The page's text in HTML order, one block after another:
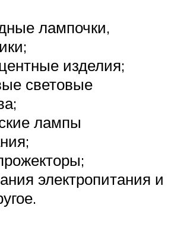
лампочки,
изделия;
световые
лампы
электропитания и